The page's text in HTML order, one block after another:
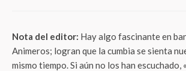
Nota del editor: Hay algo fascinante en
Animeros; logran que la cumbia se sienta
mismo tiempo. Si aún no los han escuchado,